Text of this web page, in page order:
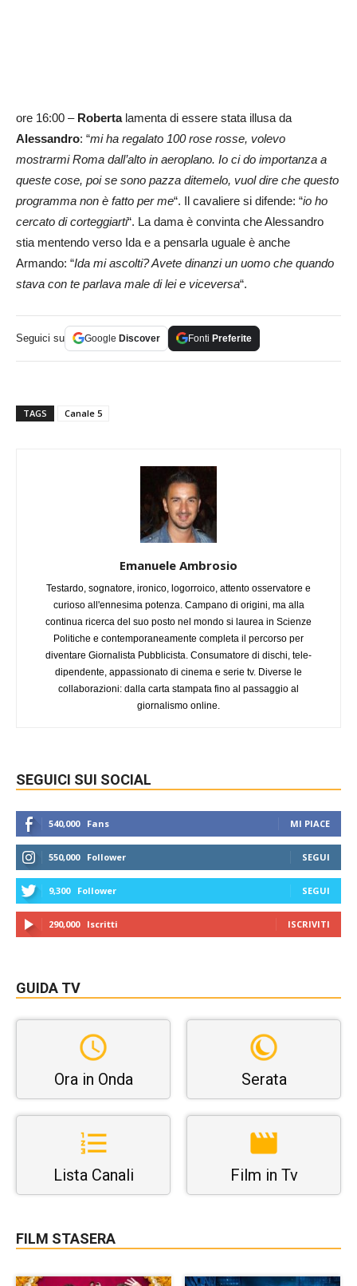
ore 16:00 – Robertalamenta di essere stata illusa da
Alessandro: “mi ha regalato 100 rose rosse, volevo
mostrarmi Roma dall’alto in aeroplano. Io ci do importanza a
queste cose, poi se sono pazza ditemelo, vuol dire che questo
programma non è fatto per me“. Il cavaliere si difende: “io ho
cercato di corteggiarti“. La dama è convinta che Alessandro
stia mentendo verso Ida e a pensarla uguale è anche
Armando: “Ida mi ascolti? Avete dinanzi un uomo che quando
stava con te parlava male di lei e viceversa“.
Seguici su Google Discover Fonti Preferite
TAGS Canale 5
Emanuele Ambrosio
Testardo, sognatore, ironico, logorroico, attento osservatore e
curioso all'ennesima potenza. Campano di origini, ma alla
continua ricerca del suo posto nel mondo si laurea in Scienze
Politiche e contemporaneamente completa il percorso per
diventare Giornalista Pubblicista. Consumatore di dischi, tele-
dipendente, appassionato di cinema e serie tv. Diverse le
collaborazioni: dalla carta stampata fino al passaggio al
giornalismo online.
SEGUICI SUI SOCIAL
540,000 Fans MI PIACE
550,000 Follower SEGUI
9,300 Follower SEGUI
290,000 Iscritti ISCRIVITI
GUIDA TV
Ora in Onda Serata
Lista Canali Film in Tv
FILM STASERA